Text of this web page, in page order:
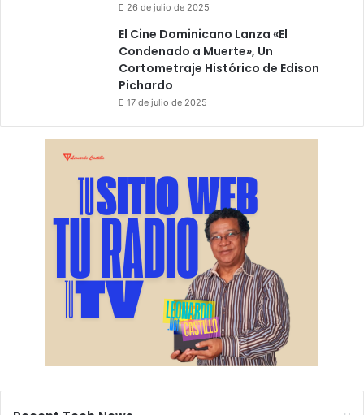
26 de julio de 2025
El Cine Dominicano Lanza «El
Condenado a Muerte», Un
Cortometraje Histórico de Edison
Pichardo
17 de julio de 2025